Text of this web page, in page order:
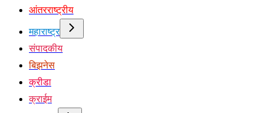
आंतरराष्ट्रीय
महाराष्ट्र
संपादकीय
बिझनेस
क्रीडा
क्राईम